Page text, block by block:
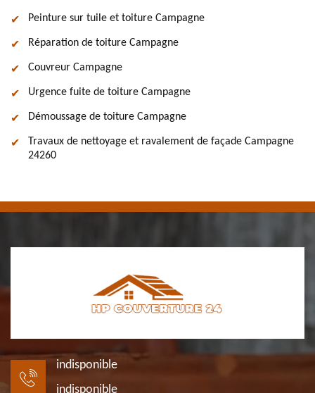
Peinture sur tuile et toiture Campagne
Réparation de toiture Campagne
Couvreur Campagne
Urgence fuite de toiture Campagne
Démoussage de toiture Campagne
Travaux de nettoyage et ravalement de façade Campagne
24260
indisponible
indisponible